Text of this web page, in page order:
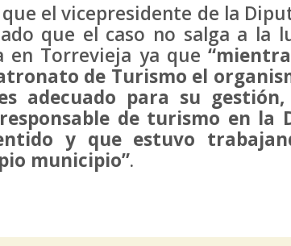
el vicepresidente de la
que el caso no salga a la
en Torrevieja ya que
de Turismo el
adecuado para su
de turismo en la
y que estuvo
municipio”.